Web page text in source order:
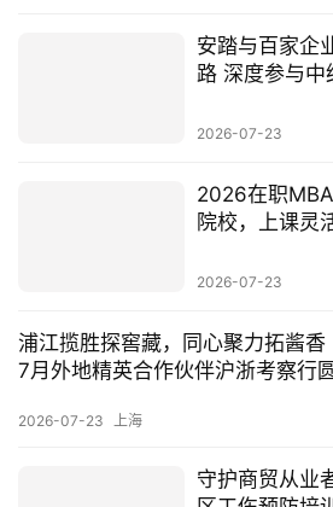
安踏与百家企
路 深度参与中
2026-07-23
2026在职
院校，上课灵
2026-07-23
浦江揽胜探窖藏，同心聚力拓酱
7月外地精英合作伙伴沪浙考察行
2026-07-23 上海
守护商贸从业